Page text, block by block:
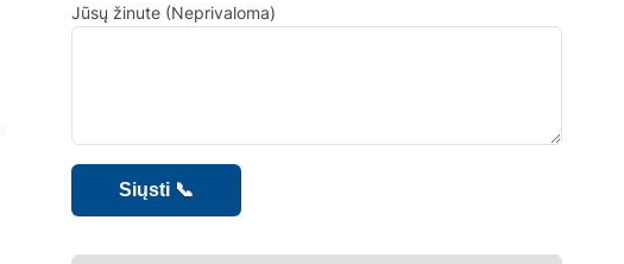
Jūsų žinute (Neprivaloma)